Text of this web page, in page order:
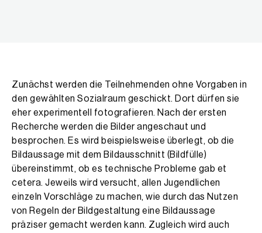
Projektbeschreibung
Zunächst werden die Teilnehmenden ohne Vorgaben in
den gewählten Sozialraum geschickt. Dort dürfen sie
eher experimentell fotografieren. Nach der ersten
Recherche werden die Bilder angeschaut und
besprochen. Es wird beispielsweise überlegt, ob die
Bildaussage mit dem Bildausschnitt (Bildfülle)
übereinstimmt, ob es technische Probleme gab et
cetera. Jeweils wird versucht, allen Jugendlichen
einzeln Vorschläge zu machen, wie durch das Nutzen
von Regeln der Bildgestaltung eine Bildaussage
präziser gemacht werden kann. Zugleich wird auch